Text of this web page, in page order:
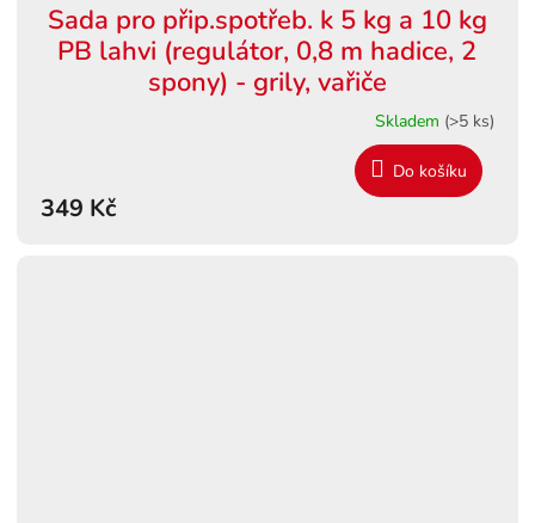
Sada pro přip.spotřeb. k 5 kg a 10 kg
PB lahvi (regulátor, 0,8 m hadice, 2
spony) - grily, vařiče
Skladem (>5 ks)
349 Kč
Do košíku